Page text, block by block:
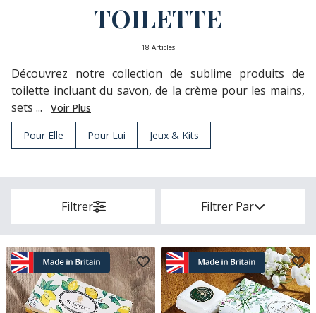
TOILETTE
18 Articles
Découvrez notre collection de sublime produits de
toilette incluant du savon, de la crème pour les mains,
sets ...
Voir Plus
Pour Elle Pour Lui Jeux & Kits
Filtrer Filtrer Par